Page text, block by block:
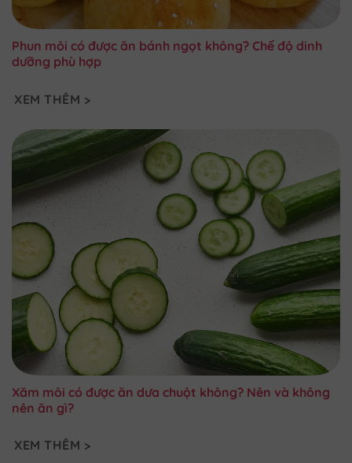
Phun môi có được ăn bánh ngọt không? Chế độ dinh
dưỡng phù hợp
XEM THÊM >
Xăm môi có được ăn dưa chuột không? Nên và không
nên ăn gì?
XEM THÊM >